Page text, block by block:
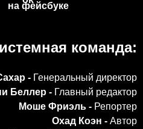
на фейсбуке
команда:
- Генеральный директор
Беллер - Главный редактор
Моше Фриэль - Репортер
Охад Коэн - Автор